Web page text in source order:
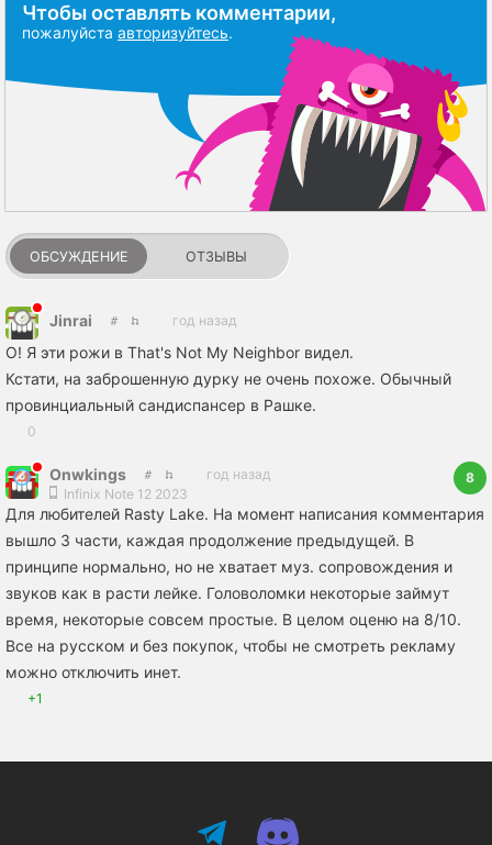
Чтобы оставлять комментарии,
пожалуйста авторизуйтесь.
ОБСУЖДЕНИЕ ОТЗЫВЫ
Jinrai год назад
О! Я эти рожи в That's Not My Neighbor видел.
Кстати, на заброшенную дурку не очень похоже. Обычный
провинциальный сандиспансер в Рашке.
0
Onwkings
год назад
Infinix Note 12 2023
8
Для любителей Rasty Lake. На момент написания комментария
вышло 3 части, каждая продолжение предыдущей. В
принципе нормально, но не хватает муз. сопровождения и
звуков как в расти лейке. Головоломки некоторые займут
время, некоторые совсем простые. В целом оценю на 8/10.
Все на русском и без покупок, чтобы не смотреть рекламу
можно отключить инет.
+1